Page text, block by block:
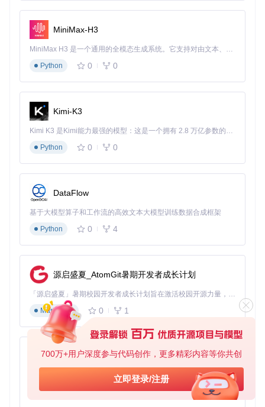
700万+用户深度参与代码创作，更多精彩内容等你共创
立即登录/注册
⚠️常见误区提示：很多用户忽略旧驱动清理步骤，导致新
安装的BthPS3驱动与残留组件冲突，出现设备代码43错
误。建议使用专用驱动清理工具彻底移除旧驱动。
3.1 驱动获取与编译
克隆项目仓库：
git clone
进入项目目录，导航至Setup文件夹
等待编译完成，系统会自动检测并编译适合当前架构的驱
动版本
3.2 驱动安装与验证
当系统提示"Windows无法验证此驱动程序的发布者"时，
选择"始终安装"
安装完成后，打开设备管理器，确认"PS3 Peripherals"类
运行BthPS3CfgUI.exe
AXIS/DualShock 3支持"
启用"L2CAP PSM补丁"功能，点击"应用设置"并重启系统
![BthPS3驱动调试界面](https://raw.gitcode.com/gh_mirrors/b
t/BthPS3/raw/b3ff073e6f7c4c1c7db93c32871f87c2ed21622
3/Research/Bluetooth Filter Driver for DS3-compatibility - re
search notes _ ViGEm Forums_files/3fcb055c-ca72-47a0-9
005-0fcbc8c1fe3f-image.png?utm_source=gitcode_repo_file
s)
3.3 手柄连接与测试
使用USB线将PS3手柄连接至电脑，等待驱动识别
打开游戏控制器设置面板，验证手柄输入是否正常响应
运行测试程序，确认所有按钮和摇杆功能正常
MiniMax-H3
MiniMax H3 是一个通用的全模态生成系统。它支持对由文本、图像、视频和音频组成的多模态上下文进行统一理解，并能生成分辨率高达 2K、时长可达 15 秒的带原生立体声音频的视频。得益于面向任务泛化的系统设计，H3 在预训练阶段就已具备广泛的多模态上下文理解与生成能力，能够出色地执行复杂的多模态指令。
Python
0 0
Kimi-K3
Kimi K3 是Kimi能力最强的模型：这是一个拥有 2.8 万亿参数的混合专家（MoE）模型，具备原生视觉理解能力，并支持 100 万 token 的上下文窗口。
Python
0 0
DataFlow
基于大模型算子和工作流的高效文本大模型训练数据合成框架
Python
0 4
源启盛夏_AtomGit暑期开发者成长计划
「源启盛夏」暑期校园开发者成长计划旨在激活校园开源力量，通过积分激励、认证扶持、资源倾斜等形式，引导高校组织和开发者完成「入驻 — 建项目 — 做贡献 — 获认证 — 得资源」的完整闭环。无论你是想带领社团入驻平台的组织者，还是希望用代码贡献证明自己的开发者，都能在这里找到属于你的成长路径。
Markdown
0 1
py-xiaozhi
基于Python的Xiaozhi AI，适用于想要完整Xiaozhi体验而无需拥有专用硬件的用户。
Python
0 1